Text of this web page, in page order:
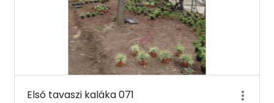
Első tavaszi kaláka 071